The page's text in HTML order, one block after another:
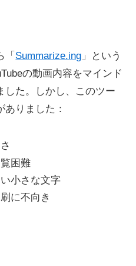
「 Summarize.ing 」という
の動画内容をマインド
した。しかし、このツー
りました：
困難
小さな文字
に不向き